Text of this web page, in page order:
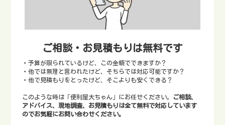
ご相談・お見積もりは無料です
・予算が限られているけど、この金額でできますか？
・他では無理と言われたけど、そちらでは対応可能ですか？
・他で見積もりをとったけど、そこよりも安くできる？
このような時は「便利屋大ちゃん」にお任せください。 ご相談、
アドバイス、現地調査、お見積もりは全て無料で対応しています
のでお気軽にお問い合わせください。